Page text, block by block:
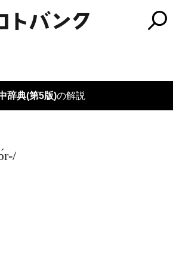
辞典(第5版)の解説